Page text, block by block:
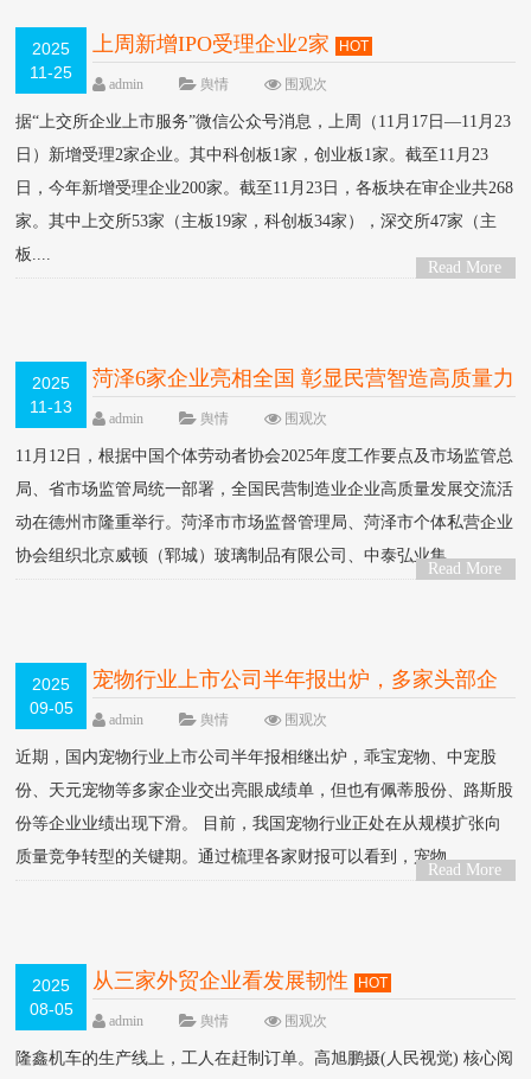
2025
11-25
上周新增IPO受理企业2家 HOT
admin 舆情 围观次
据“上交所企业上市服务”微信公众号消息，上周（11月17日—11月23
日）新增受理2家企业。其中科创板1家，创业板1家。截至11月23
日，今年新增受理企业200家。截至11月23日，各板块在审企业共268
家。其中上交所53家（主板19家，科创板34家），深交所47家（主
板....
Read More
2025
11-13
菏泽6家企业亮相全国 彰显民营智造高质量力
量 HOT
admin 舆情 围观次
11月12日，根据中国个体劳动者协会2025年度工作要点及市场监管总
局、省市场监管局统一部署，全国民营制造业企业高质量发展交流活
动在德州市隆重举行。菏泽市市场监督管理局、菏泽市个体私营企业
协会组织北京威顿（郓城）玻璃制品有限公司、中泰弘业集....
Read More
2025
09-05
宠物行业上市公司半年报出炉，多家头部企
业表现亮眼
HOT
admin 舆情 围观次
近期，国内宠物行业上市公司半年报相继出炉，乖宝宠物、中宠股
份、天元宠物等多家企业交出亮眼成绩单，但也有佩蒂股份、路斯股
份等企业业绩出现下滑。 目前，我国宠物行业正处在从规模扩张向
质量竞争转型的关键期。通过梳理各家财报可以看到，宠物....
Read More
2025
08-05
从三家外贸企业看发展韧性 HOT
admin 舆情 围观次
隆鑫机车的生产线上，工人在赶制订单。高旭鹏摄(人民视觉) 核心阅